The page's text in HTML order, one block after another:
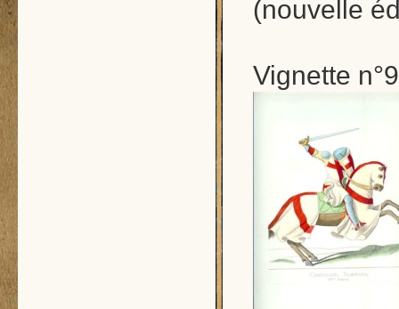
(nouvelle
Vignette